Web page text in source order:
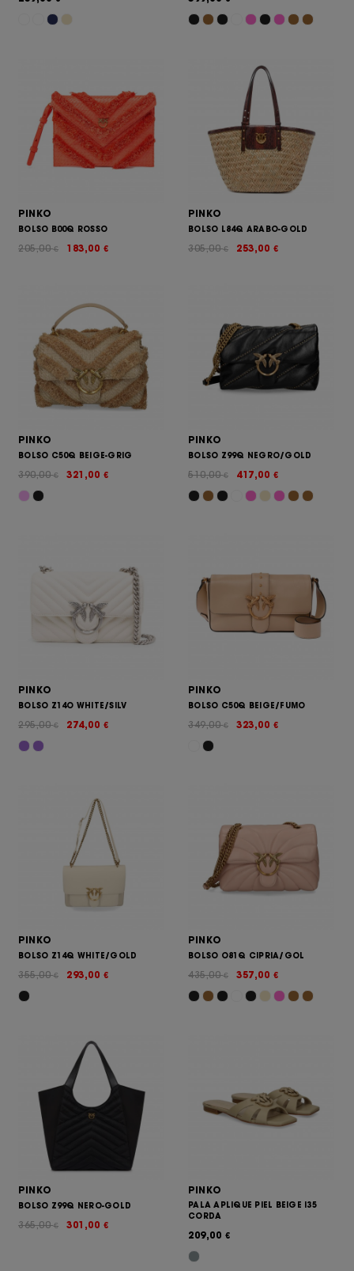
PINKO
BOLSO B00Q ROSSO
183,00 €
205,00€
PINKO
BOLSO L84Q ARABO-GOLD
253,00 €
305,00€
PINKO
BOLSO C50Q BEIGE-GRIG
321,00 €
390,00€
PINKO
BOLSO Z99Q NEGRO/GOLD
417,00 €
510,00€
PINKO
BOLSO Z14O WHITE/SILV
274,00 €
295,00€
PINKO
BOLSO C50Q BEIGE/FUMO
323,00 €
349,00€
PINKO
BOLSO Z14Q WHITE/GOLD
293,00 €
355,00€
PINKO
BOLSO O81Q CIPRIA/GOL
357,00 €
435,00€
PINKO
BOLSO Z99Q NERO-GOLD
301,00 €
365,00€
PINKO
PALA APLIQUE PIEL BEIGE I35
CORDA
209,00 €